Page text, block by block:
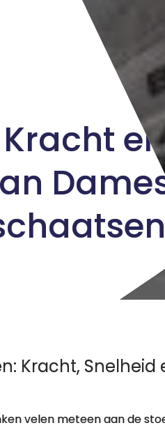
en
Kracht, Snelheid
velen meteen aan de